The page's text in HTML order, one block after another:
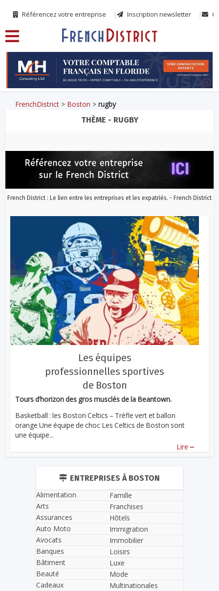
Référencez votre entreprise Inscription newsletter
FrenchDistrict > Boston >rugby
THÈME - RUGBY
French District : Le lien entre les entreprises et les expatriés. - French District
Les équipes
professionnelles sportives
de Boston
Tours d’horizon des gros musclés de la Beantown.
Basketball : les Boston Celtics – Trèfle vert et ballon
orange Une équipe de choc Les Celtics de Boston sont
une équipe...
Lire ...
ENTREPRISES À BOSTON
Alimentation
Arts
Assurances
Auto Moto
Avocats
Banques
Bâtiment
Beauté
Cadeaux
Famille
Franchises
Hôtels
Immigration
Immobilier
Loisirs
Luxe
Mode
Multinationales